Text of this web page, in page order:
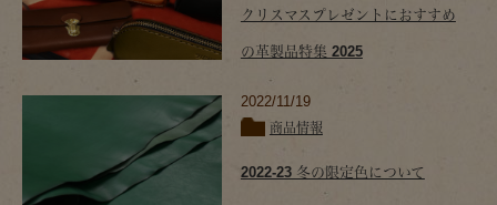
クリスマスプレゼントにおすすめ
の革製品特集 2025
2022/11/19
商品情報
2022-23 冬の限定色について